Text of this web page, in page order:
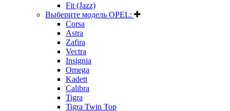
Fit (Jazz)
Выберите модель OPEL:
Corsa
Astra
Zafira
Vectra
Insignia
Omega
Kadett
Calibra
Tigra
Tigra Twin Top